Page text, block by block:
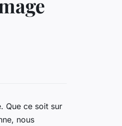
Que ce soit sur
nous